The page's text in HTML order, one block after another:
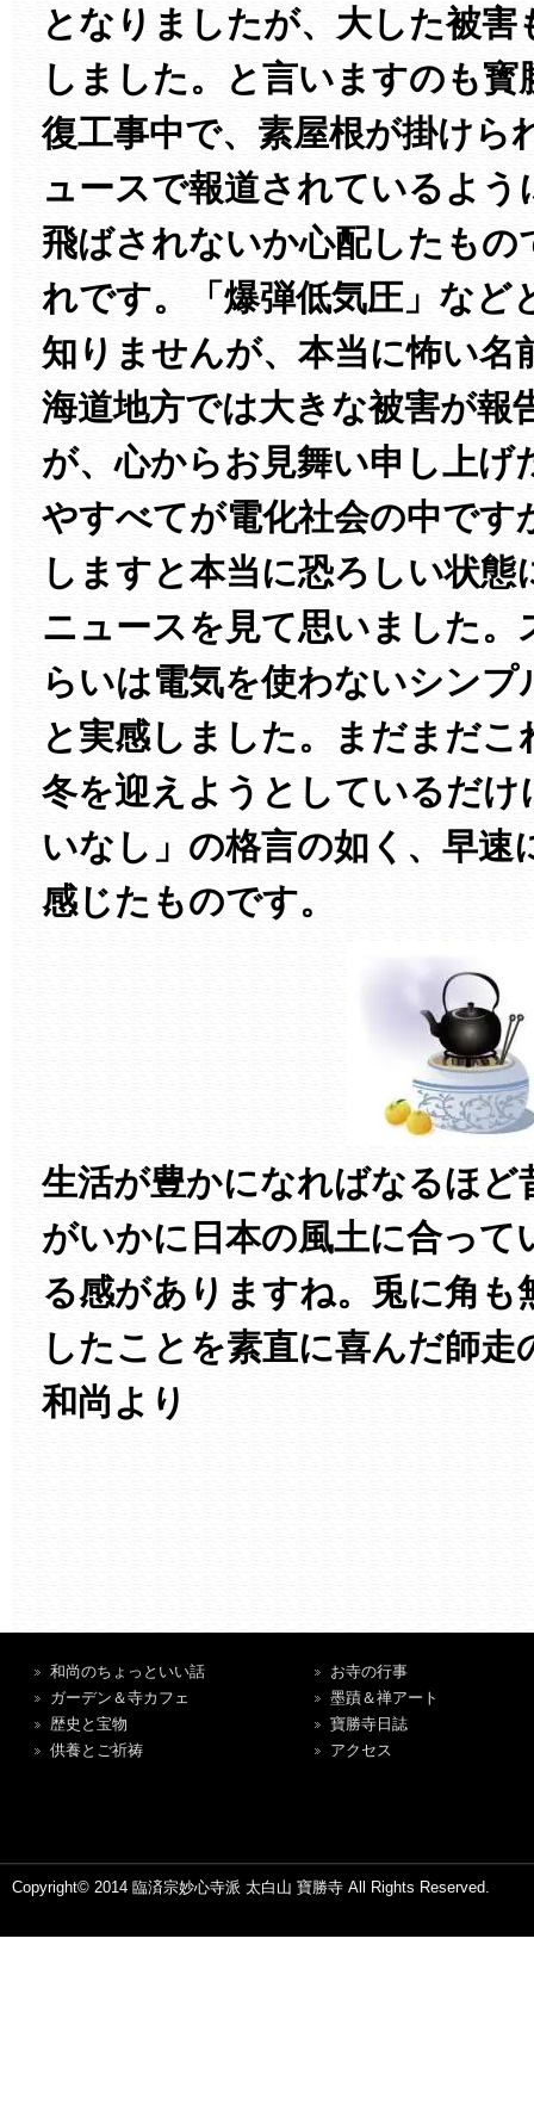
となりましたが、大した被
しました。と言いますのも寳
復工事中で、素屋根が掛けら
ュースで報道されているよう
飛ばされないか心配したも
れです。「爆弾低気圧」など
知りませんが、本当に怖い名
海道地方では大きな被害が報
が、心からお見舞い申し上げ
やすべてが電化社会の中です
しますと本当に恐ろしい状
ニュースを見て思いました。
らいは電気を使わないシン
と実感しました。まだまだ
冬を迎えようとしているだけ
いなし」の格言の如く、早速
感じたものです。
生活が豊かになればなるほど
がいかに日本の風土に合って
る感がありますね。兎に角も
したことを素直に喜んだ師走
和尚より
和尚のちょっといい話
ガーデン＆寺カフェ
歴史と宝物
供養とご祈祷
お寺の行事
墨蹟＆禅アート
寶勝寺日誌
アクセス
Copyright© 2014 臨済宗妙心寺派 太白山 寶勝寺 All Rights Reserved.